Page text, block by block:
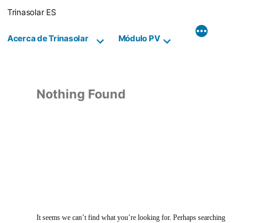
Trinasolar ES
Acerca de Trinasolar Módulo PV
Nothing Found
It seems we can’t find what you’re looking for. Perhaps searching